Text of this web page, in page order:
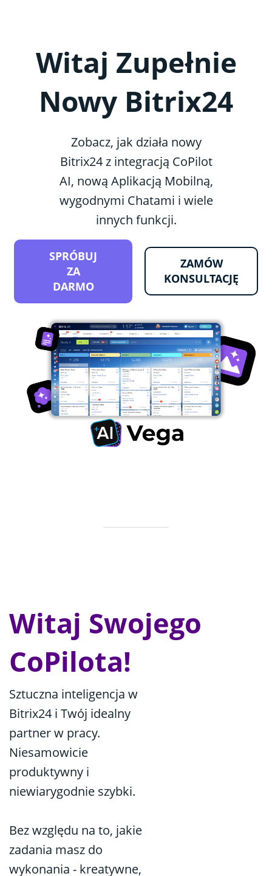
Witaj Zupełnie
Nowy Bitrix24
Zobacz, jak działa nowy
Bitrix24 z integracją CoPilot
AI, nową Aplikacją Mobilną,
wygodnymi Chatami i wiele
innych funkcji.
SPRÓBUJ
ZA
DARMO
ZAMÓW
KONSULTACJĘ
Witaj Swojego
CoPilota!
Sztuczna inteligencja w
Bitrix24 i Twój idealny
partner w pracy.
Niesamowicie
produktywny i
niewiarygodnie szybki.
Bez względu na to, jakie
zadania masz do
wykonania - kreatywne,